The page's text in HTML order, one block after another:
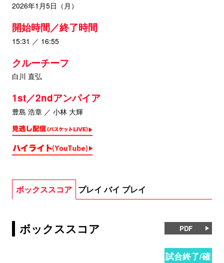
2026年1月5日（月）
開始時間／終了時間
15:31 ／ 16:55
クルーチーフ
白川 直弘
1st／2ndアンパイア
豊島 浩章 ／ 小林 大輝
ボックススコア プレイ バイ プレイ
ボックススコア PDF
試合終了/確